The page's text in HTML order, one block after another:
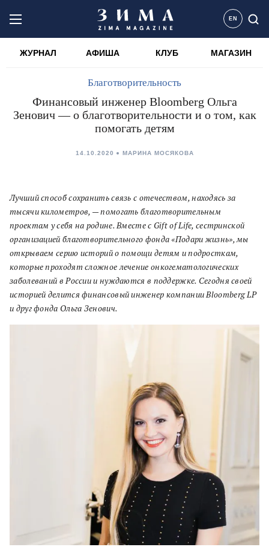
EN
ЖУРНАЛ АФИША КЛУБ МАГАЗИН
Благотворительность
Финансовый инженер Bloomberg Ольга
Зенович — о благотворительности и о том, как
помогать детям
14.10.2020 МАРИНА МОСЯКОВА
Лучший способ сохранить связь с отечеством, находясь за
тысячи километров, — помогать благотворительным
проектам у себя на родине. Вместе с Gift of Life, сестринской
организацией благотворительного фонда «Подари жизнь», мы
открываем серию историй о помощи детям и подросткам,
которые проходят сложное лечение онкогематологических
заболеваний в России и нуждаются в поддержке. Сегодня своей
историей делится финансовый инженер компании Bloomberg LP
и друг фонда Ольга Зенович.